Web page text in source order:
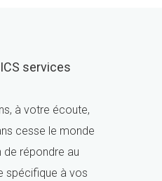
services
à votre écoute,
cesse le monde
répondre au
spécifique à vos